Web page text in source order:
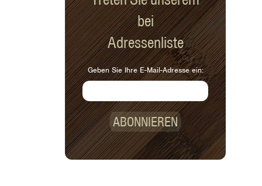
bei
Adressenliste
Geben Sie Ihre E-Mail-Adresse ein:
ABONNIEREN